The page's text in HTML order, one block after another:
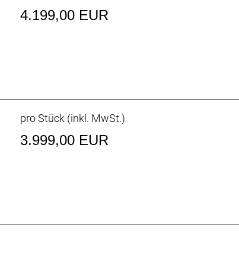
4.199,00 EUR
pro Stück (inkl. MwSt.)
3.999,00 EUR